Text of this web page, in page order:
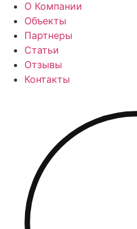
О Компании
Объекты
Партнеры
Статьи
Отзывы
Контакты